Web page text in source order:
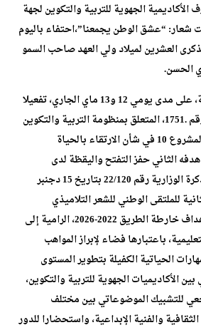
الجهوية للتربية والتكوين لجهة
شعار: “عشق الوطن يجمعنا”،احتفاء باليوم
العشرين لميلاد ولي العهد صاحب السمو
الحسن.
على مدى يومي 12 و13 ماي الجاري،
تفعيلا
.17
51، المتعلق بمنظومة التربية والتكوين
والبحث العلمي، وخاصة المشروع 10 في شأن الارتقاء بالحياة
الثاني حفز التفتح واليقظة لدى
التلاميذ، وكذا تنفيذا للمذكرة الوزارية رقم 22/120 بتاريخ 15 دجنبر
للملتقى الوطني للشعر التلاميذي
بالداخلة، وانسجاما مع أهداف خارطة الطريق 2022-2026، الرامية إلى
باعتبارها فضاء لإبراز المواهب
الحياتية الكفيلة بتطوير المستوى
الأكاديميات الجهوية للتربية والتكوين،
للتشبيك الموضوعاتي بين مختلف
والفنية الإبداعية، واستحضارا للدور